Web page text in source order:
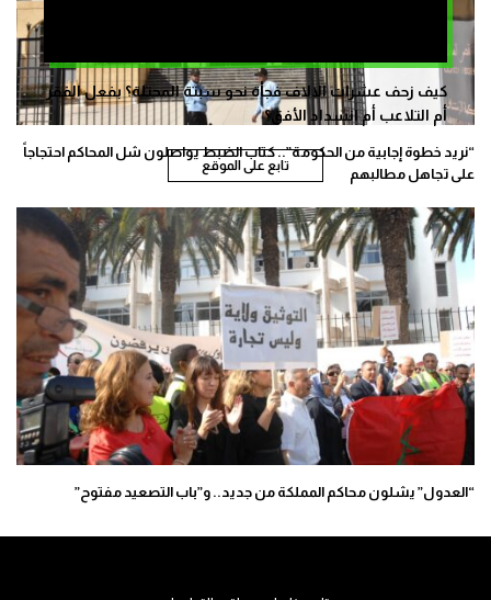
كيف زحف عشرات الالاف فجأة نحو سبتة المحتلة؟ بفعل الفقر
أم التلاعب أم انسداد الأفق؟
تابع على الموقع
“نريد خطوة إجابية من الحكومة”.. كتاب الضبط يواصلون شل المحاكم احتجاجاً
على تجاهل مطالبهم
“العدول” يشلون محاكم المملكة من جديد.. و”باب التصعيد مفتوح”